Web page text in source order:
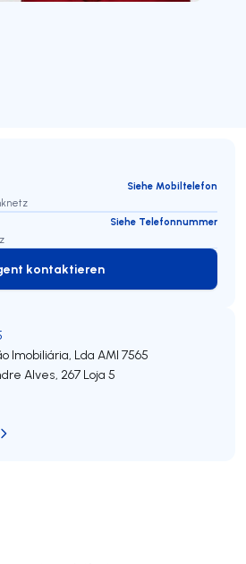
Siehe Mobiltelefon
Siehe Telefonnummer
Agent kontaktieren
kontaktieren
Imobiliária, Lda AMI 7565
Alves, 267 Loja 5